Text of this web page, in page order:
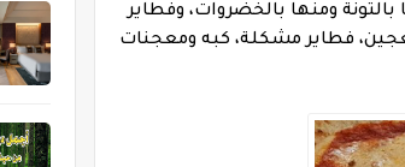
ومنها بالخضروات، وفطاير
فطاير مشكلة، كبه ومعجنات